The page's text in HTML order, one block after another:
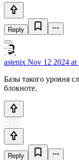
Reply
astenix Nov 12 2024 at
Базы такого уровня
блокноте.
Reply